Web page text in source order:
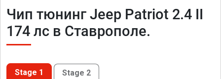
Чип тюнинг Jeep Patriot 2.4 II
174 лс в Ставрополе.
Stage 1 Stage 2